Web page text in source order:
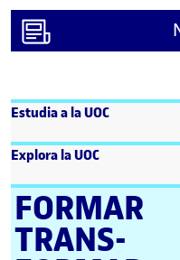
Estudia a la UOC
Explora la UOC
FORMAR
TRANS­